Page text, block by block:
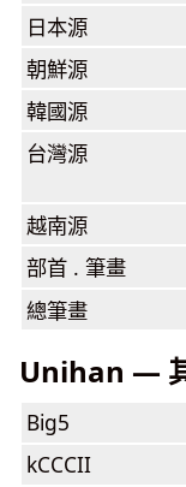
日本源
朝鮮源
韓國源
台灣源
越南源
部首 . 筆畫
總筆畫
Unihan —
Big5
kCCCII